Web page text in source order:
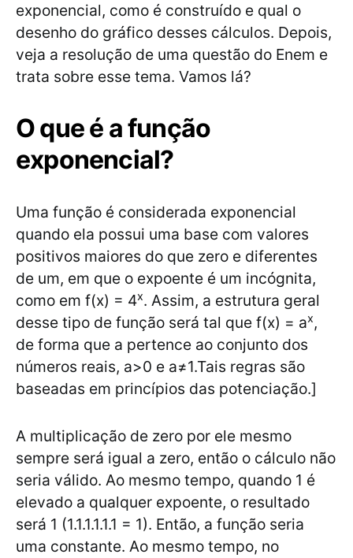
exponencial, como é construído e qual o
desenho do gráfico desses cálculos. Depois,
veja a resolução de uma questão do Enem e
trata sobre esse tema. Vamos lá?
O que é a função
exponencial?
Uma função é considerada exponencial
quando ela possui uma base com valores
positivos maiores do que zero e diferentes
de um, em que o expoente é um incógnita,
como em f(x) = 4x. Assim, a estrutura geral
desse tipo de função será tal que f(x) = ax,
de forma que a pertence ao conjunto dos
números reais, a>0 e a≠1.Tais regras são
baseadas em princípios das potenciação.]
A multiplicação de zero por ele mesmo
sempre será igual a zero, então o cálculo não
seria válido. Ao mesmo tempo, quando 1 é
elevado a qualquer expoente, o resultado
será 1 (1.1.1.1.1.1 = 1). Então, a função seria
uma constante. Ao mesmo tempo, no